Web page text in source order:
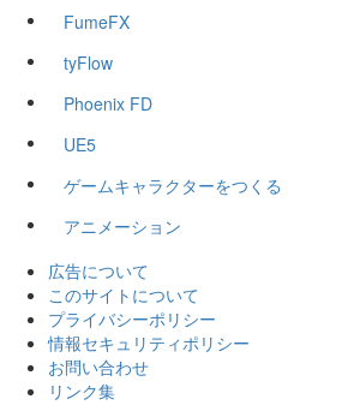
FumeFX
tyFlow
Phoenix FD
UE5
ゲームキャラクターをつくる
アニメーション
広告について
このサイトについて
プライバシーポリシー
情報セキュリティポリシー
お問い合わせ
リンク集